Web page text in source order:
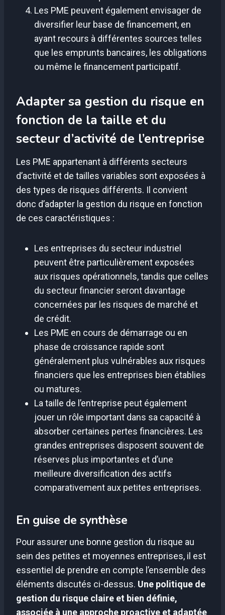
Les PME peuvent également envisager de
diversifier leur base de financement, en
ayant recours à différentes sources telles
que les emprunts bancaires, les obligations
ou même le financement participatif.
Adapter sa gestion du risque en
fonction de la taille et du
secteur d’activité de l’entreprise
Les PME appartenant à différents secteurs
d’activité et de tailles variables sont exposées à
des types de risques différents. Il convient
donc d’adapter la gestion du risque en fonction
de ces caractéristiques :
Les entreprises du secteur industriel
peuvent être particulièrement exposées
aux risques opérationnels, tandis que celles
du secteur financier seront davantage
concernées par les risques de marché et
de crédit.
Les PME en cours de démarrage ou en
phase de croissance rapide sont
généralement plus vulnérables aux risques
financiers que les entreprises bien établies
ou matures.
La taille de l’entreprise peut également
jouer un rôle important dans sa capacité à
absorber certaines pertes financières. Les
grandes entreprises disposent souvent de
réserves plus importantes et d’une
meilleure diversification des actifs
comparativement aux petites entreprises.
En guise de synthèse
Pour assurer une bonne gestion du risque au
sein des petites et moyennes entreprises, il est
essentiel de prendre en compte l’ensemble des
éléments discutés ci-dessus. Une politique de
gestion du risque claire et bien définie,
associée à une approche proactive et adaptée